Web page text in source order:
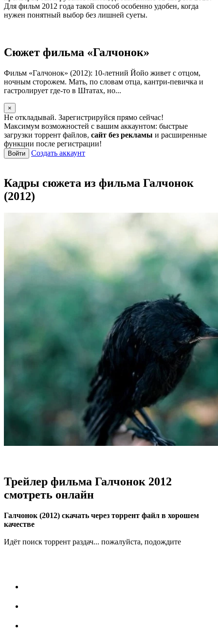
Для фильм 2012 года такой способ особенно удобен, когда
нужен понятный выбор без лишней суеты.
Сюжет фильма «Галчонок»
Фильм «Галчонок» (2012): 10-летний Йойо живет с отцом,
ночным сторожем. Мать, по словам отца, кантри-певичка и
гастролирует где-то в Штатах, но...
×
Не откладывай. Зарегистрируйся прямо сейчас!
Максимум возможностей с вашим аккаунтом: быстрые
загрузки торрент файлов, сайт без рекламы и расширенные
функции после регистрации!
Войти Создать аккаунт
Кадры сюжета из фильма Галчонок
(2012)
Трейлер фильма Галчонок 2012
смотреть онлайн
Галчонок (2012) скачать через торрент файл в хорошем
качестве
Идёт поиск торрент раздач... пожалуйста, подождите